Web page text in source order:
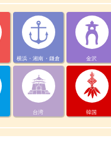
横浜・湘南・鎌倉 金沢
台湾 韓国